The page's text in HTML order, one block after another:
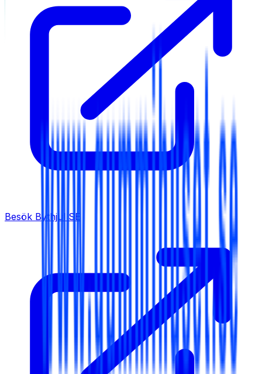
Besök Bythjul SE